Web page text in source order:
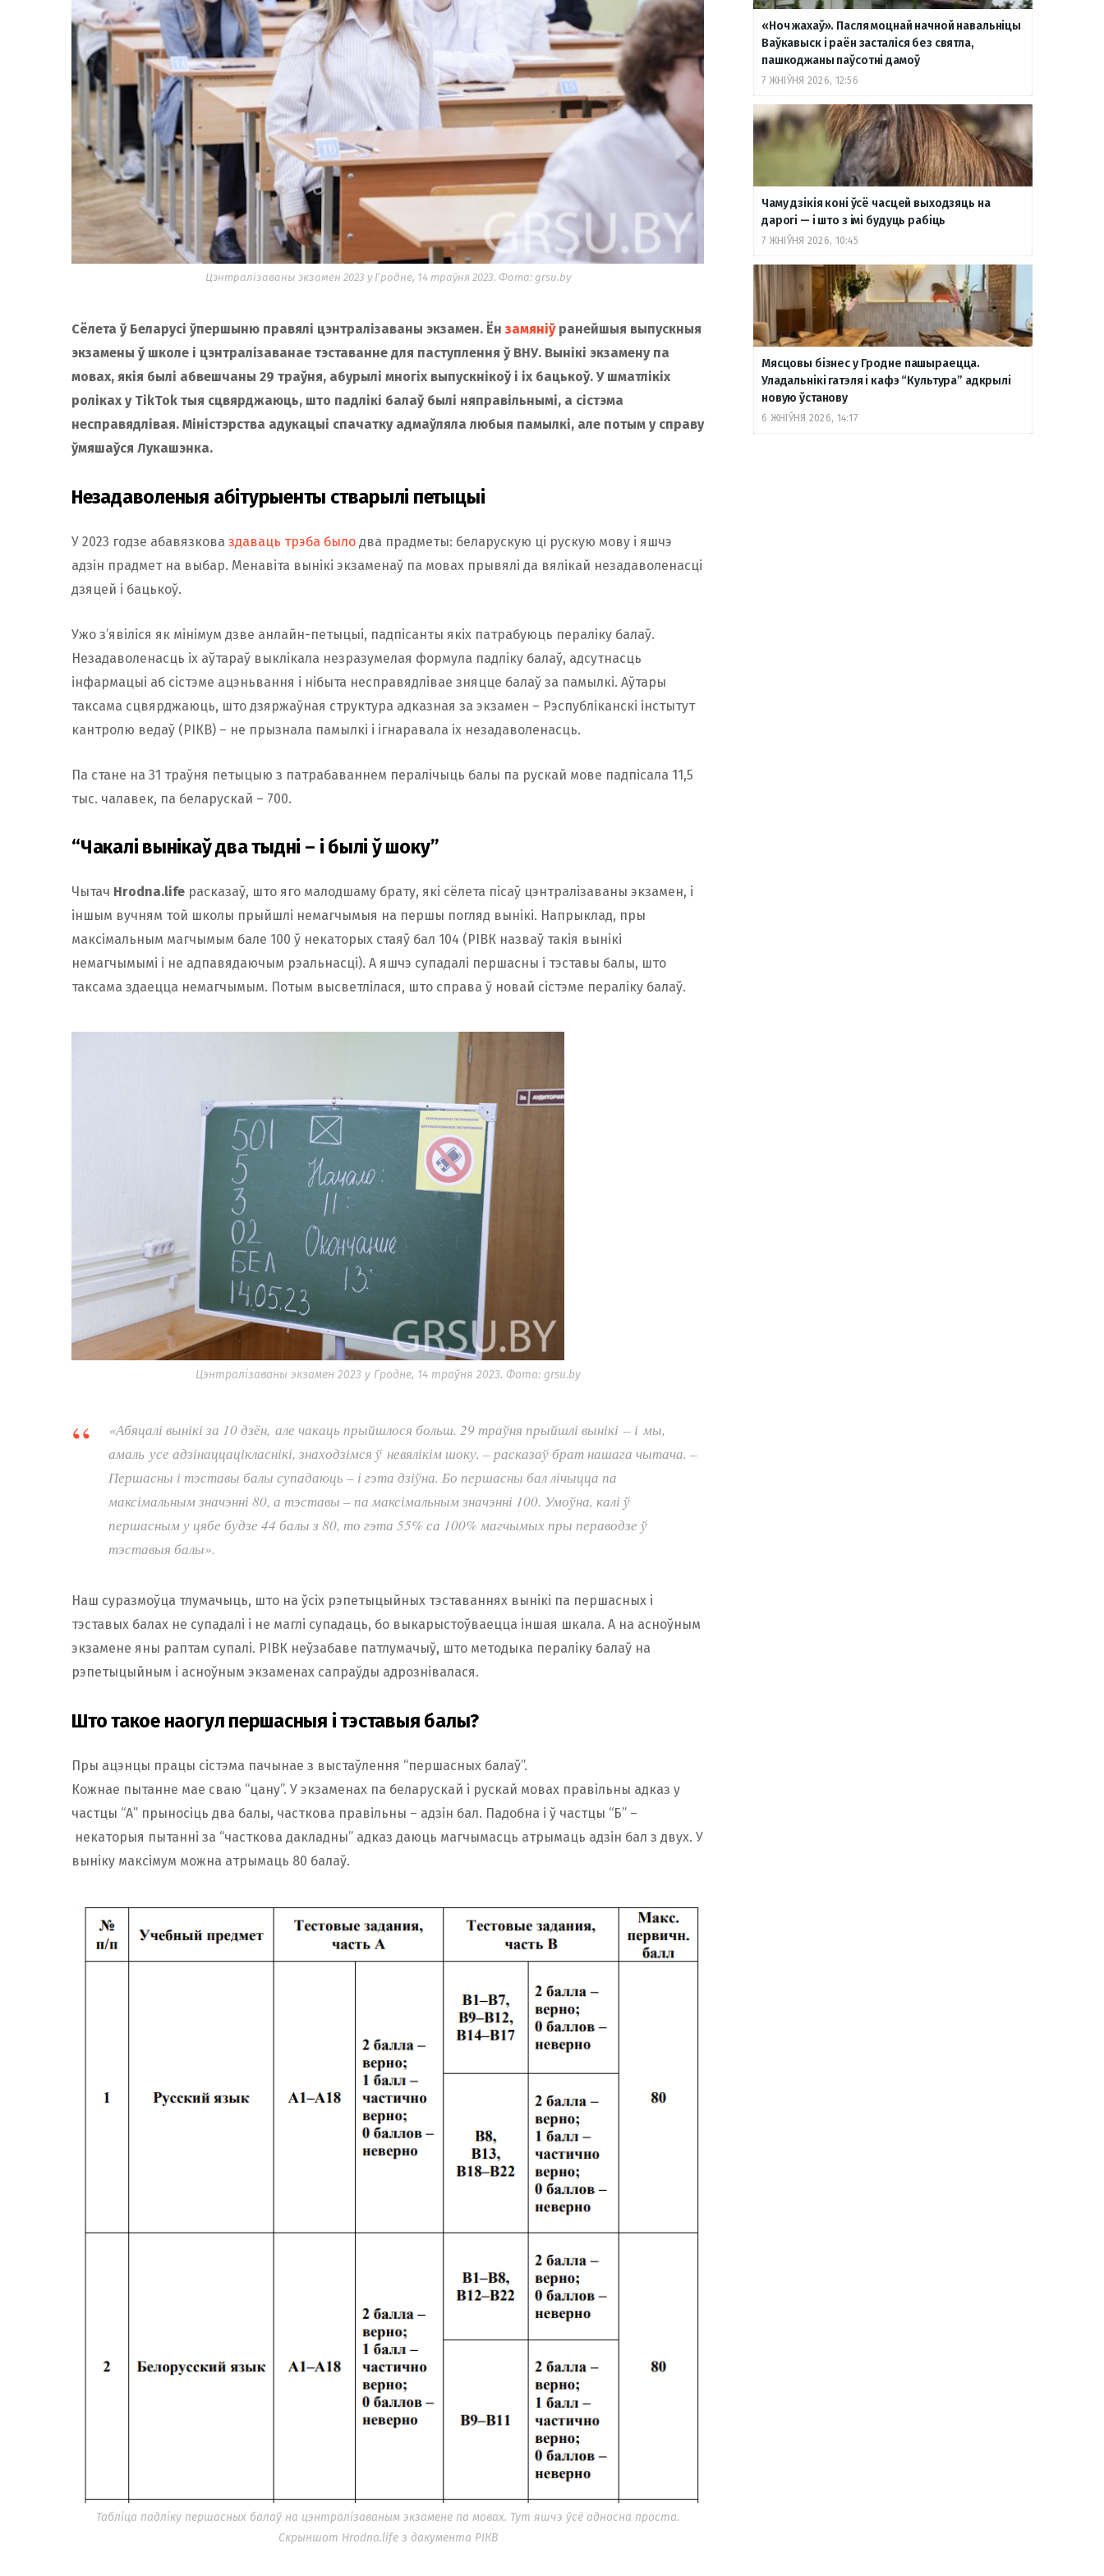
Цэнтралізаваны экзамен 2023 у Гродне, 14 траўня 2023. Фота: grsu.by
Сёлета ў Беларусі ўпершыню правялі цэнтралізаваны экзамен. Ёнзамяніўранейшыя выпускныя
экзамены ў школе і цэнтралізаванае тэставанне для паступлення ў ВНУ. Вынікі экзамену па
мовах, якія былі абвешчаны 29 траўня, абурылі многіх выпускнікоў і іх бацькоў. У шматлікіх
роліках у TikTok тыя сцвярджаюць, што падлікі балаў былі няправільнымі, а сістэма
несправядлівая. Міністэрства адукацыі спачатку адмаўляла любыя памылкі, але потым у справу
ўмяшаўся Лукашэнка.
Незадаволеныя абітурыенты стварылі петыцыі
У 2023 годзе абавязкова здаваць трэба было два прадметы: беларускую ці рускую мову і яшчэ
адзін прадмет на выбар. Менавіта вынікі экзаменаў па мовах прывялі да вялікай незадаволенасці
дзяцей і бацькоў.
Ужо з’явіліся як мінімум дзве анлайн-петыцыі, падпісанты якіх патрабуюць пераліку балаў.
Незадаволенасць іх аўтараў выклікала незразумелая формула падліку балаў, адсутнасць
інфармацыі аб сістэме ацэньвання і нібыта несправядлівае зняцце балаў за памылкі. Аўтары
таксама сцвярджаюць, што дзяржаўная структура адказная за экзамен – Рэспубліканскі інстытут
кантролю ведаў (РІКВ) – не прызнала памылкі і ігнаравала іх незадаволенасць.
Па стане на 31 траўня петыцыю з патрабаваннем пералічыць балы па рускай мове падпісала 11,5
тыс. чалавек, па беларускай – 700.
“Чакалі вынікаў два тыдні – і былі ў шоку”
Чытач Hrodna.life расказаў, што яго малодшаму брату, які сёлета пісаў цэнтралізаваны экзамен, і
іншым вучням той школы прыйшлі немагчымыя на першы погляд вынікі. Напрыклад, пры
максімальным магчымым бале 100 ў некаторых стаяў бал 104 (РІВК назваў такія вынікі
немагчымымі і не адпавядаючым рэальнасці). А яшчэ супадалі першасны і тэставы балы, што
таксама здаецца немагчымым. Потым высветлілася, што справа ў новай сістэме пераліку балаў.
Цэнтралізаваны экзамен 2023 у Гродне, 14 траўня 2023. Фота: grsu.by
«Абяцалі вынікі за 10 дзён, але чакаць прыйшлося больш. 29 траўня прыйшлі вынікі – і мы,
амаль усе адзінаццацікласнікі, знаходзімся ў невялікім шоку, – расказаў брат нашага чытача. –
Першасны і тэставы балы супадаюць – і гэта дзіўна. Бо першасны бал лічыцца па
максімальным значэнні 80, а тэставы – па максімальным значэнні 100. Умоўна, калі ў
першасным у цябе будзе 44 балы з 80, то гэта 55% са 100% магчымых пры пераводзе ў
тэставыя балы».
Наш суразмоўца тлумачыць, што на ўсіх рэпетыцыйных тэставаннях вынікі па першасных і
тэставых балах не супадалі і не маглі супадаць, бо выкарыстоўваецца іншая шкала. А на асноўным
экзамене яны раптам супалі. РІВК неўзабаве патлумачыў, што методыка пераліку балаў на
рэпетыцыйным і асноўным экзаменах сапраўды адрознівалася.
Што такое наогул першасныя і тэставыя балы?
Пры ацэнцы працы сістэма пачынае з выстаўлення “першасных балаў”.
Кожнае пытанне мае сваю “цану”. У экзаменах па беларускай і рускай мовах правільны адказ у
частцы “А” прыносіць два балы, часткова правільны – адзін бал. Падобна і ў частцы “Б” –
некаторыя пытанні за “часткова дакладны” адказ даюць магчымасць атрымаць адзін бал з двух. У
выніку максімум можна атрымаць 80 балаў.
Табліца падліку першасных балаў на цэнтралізаваным экзамене па мовах. Тут яшчэ ўсё адносна проста.
Скрыншот Hrodna.life з дакумента РІКВ
«Ноч жахаў». Пасля моцнай начной навальніцы
Ваўкавыск і раён засталіся без святла,
пашкоджаны паўсотні дамоў
7 ЖНІЎНЯ 2026, 12:56
Чаму дзікія коні ўсё часцей выходзяць на
дарогі — і што з імі будуць рабіць
7 ЖНІЎНЯ 2026, 10:45
Мясцовы бізнес у Гродне пашыраецца.
Уладальнікі гатэля і кафэ “Культура” адкрылі
новую ўстанову
6 ЖНІЎНЯ 2026, 14:17